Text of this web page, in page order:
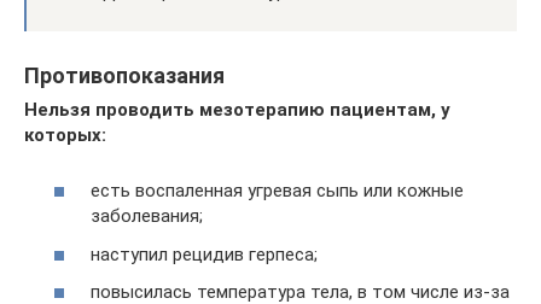
Противопоказания
Нельзя проводить мезотерапию пациентам, у
которых:
есть воспаленная угревая сыпь или кожные
заболевания;
наступил рецидив герпеса;
повысилась температура тела, в том числе из-за